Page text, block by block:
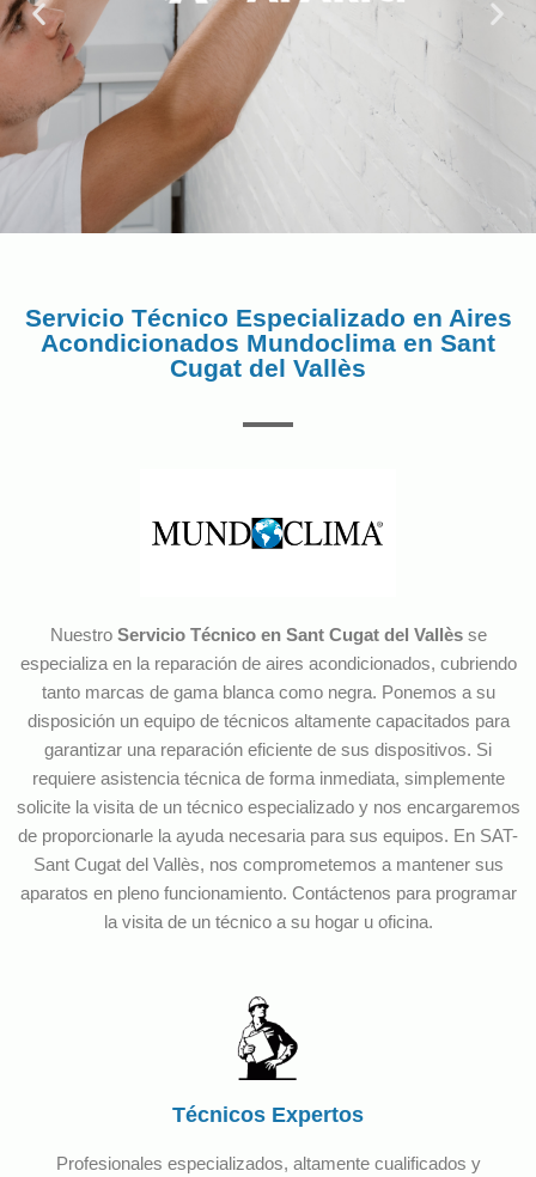
Servicio Técnico Especializado en Aires
Acondicionados Mundoclima en Sant
Cugat del Vallès
Nuestro Servicio Técnico en Sant Cugat del Vallèsse
especializa en la reparación de aires acondicionados, cubriendo
tanto marcas de gama blanca como negra. Ponemos a su
disposición un equipo de técnicos altamente capacitados para
garantizar una reparación eficiente de sus dispositivos. Si
requiere asistencia técnica de forma inmediata, simplemente
solicite la visita de un técnico especializado y nos encargaremos
de proporcionarle la ayuda necesaria para sus equipos. En SAT-
Sant Cugat del Vallès, nos comprometemos a mantener sus
aparatos en pleno funcionamiento. Contáctenos para programar
la visita de un técnico a su hogar u oficina.
Técnicos Expertos
Profesionales especializados, altamente cualificados y